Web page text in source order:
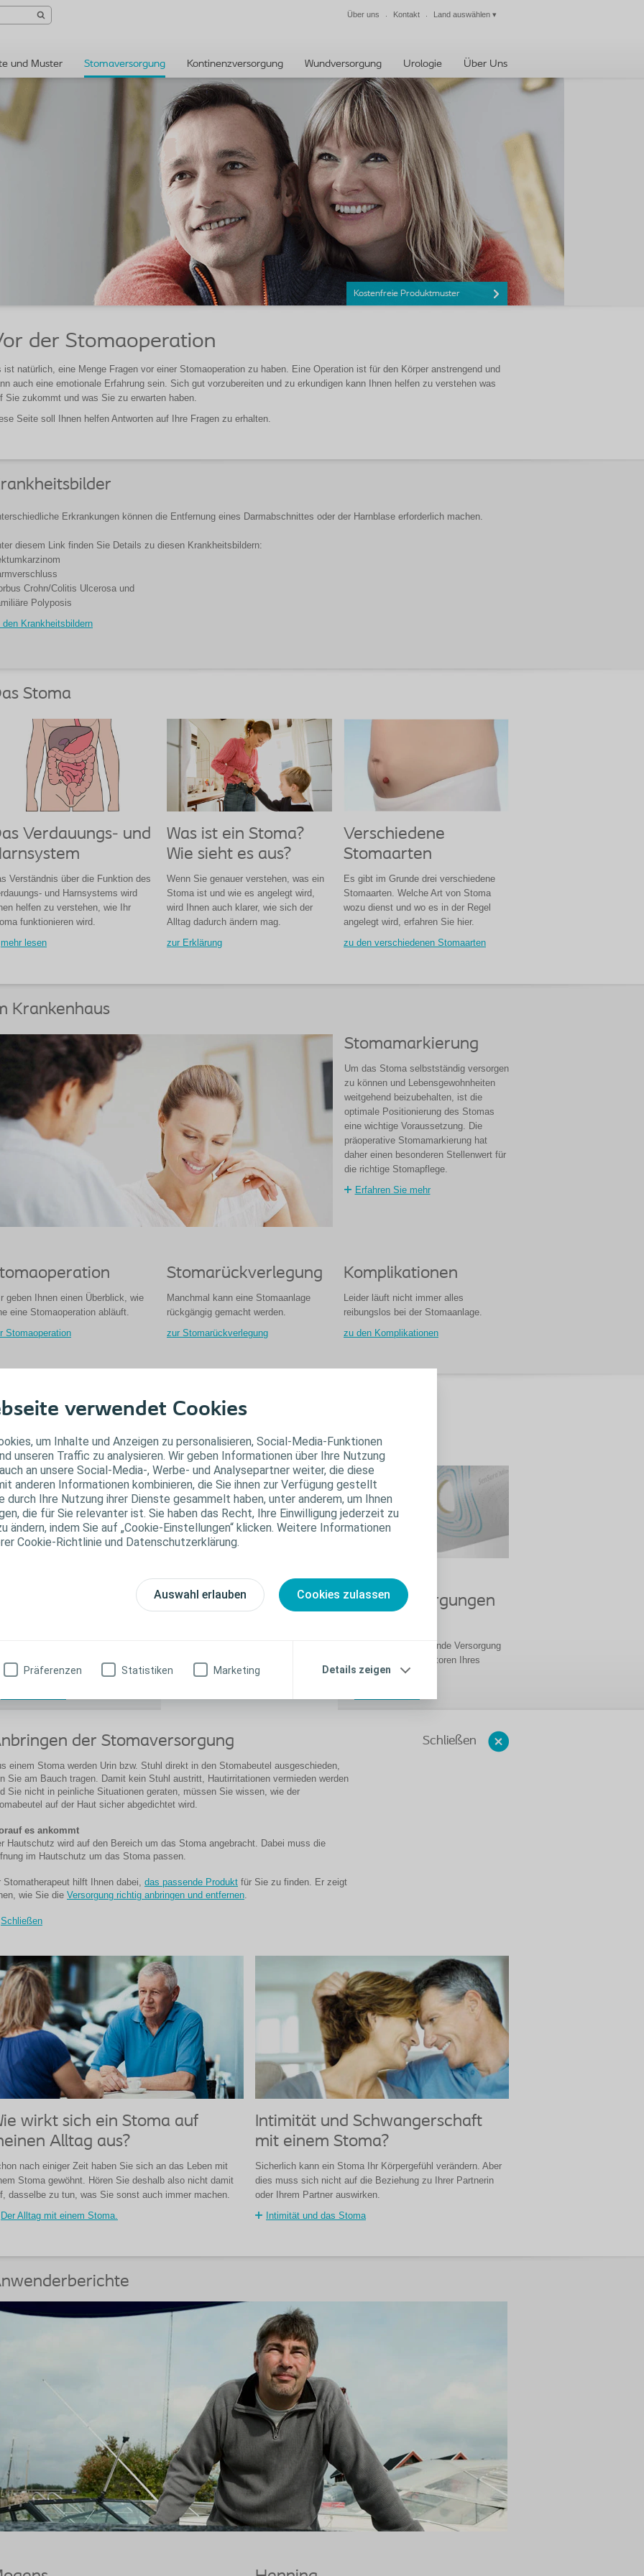
verwendet Cookies
um Inhalte und Anzeigen zu personalisieren, Social-Media-Funktionen
unseren Traffic zu analysieren. Wir geben Informationen über Ihre Nutzung
an unsere Social-Media-, Werbe- und Analysepartner weiter, die diese
anderen Informationen kombinieren, die Sie ihnen zur Verfügung gestellt
durch Ihre Nutzung ihrer Dienste gesammelt haben, unter anderem, um Ihnen
die für Sie relevanter ist. Sie haben das Recht, Ihre Einwilligung jederzeit zu
ändern, indem Sie auf „Cookie-Einstellungen“ klicken. Weitere Informationen
Cookie-Richtlinie und Datenschutzerklärung.
Auswahl erlauben Cookies zulassen
Präferenzen Statistiken Marketing Details zeigen
Über uns Kontakt Land auswählen ▾
und Muster Stomaversorgung Kontinenzversorgung Wundversorgung Urologie Über Uns
Kostenfreie Produktmuster
der Stomaoperation
ist natürlich, eine Menge Fragen vor einer Stomaoperation zu haben. Eine Operation ist für den Körper anstrengend und
auch eine emotionale Erfahrung sein. Sich gut vorzubereiten und zu erkundigen kann Ihnen helfen zu verstehen was
Sie zukommt und was Sie zu erwarten haben.
Seite soll Ihnen helfen Antworten auf Ihre Fragen zu erhalten.
Erkrankungen können die Entfernung eines Darmabschnittes oder der Harnblase erforderlich machen.
diesem Link finden Sie Details zu diesen Krankheitsbildern:
Crohn/Colitis Ulcerosa und
Polyposis
den Krankheitsbildern
Stoma
Verdauungs- und
Verständnis über die Funktion des
und Harnsystems wird
helfen zu verstehen, wie Ihr
funktionieren wird.
mehr lesen
Was ist ein Stoma?
Wie sieht es aus?
Wenn Sie genauer verstehen, was ein
Stoma ist und wie es angelegt wird,
wird Ihnen auch klarer, wie sich der
Alltag dadurch ändern mag.
zur Erklärung
Verschiedene
Stomaarten
Es gibt im Grunde drei verschiedene
Stomaarten. Welche Art von Stoma
wozu dienst und wo es in der Regel
angelegt wird, erfahren Sie hier.
zu den verschiedenen Stomaarten
Krankenhaus
Stomamarkierung
Um das Stoma selbstständig versorgen
zu können und Lebensgewohnheiten
weitgehend beizubehalten, ist die
optimale Positionierung des Stomas
eine wichtige Voraussetzung. Die
präoperative Stomamarkierung hat
daher einen besonderen Stellenwert für
die richtige Stomapflege.
Erfahren Sie mehr
geben Ihnen einen Überblick, wie
eine Stomaoperation abläuft.
Stomaoperation
Stomarückverlegung
Manchmal kann eine Stomaanlage
rückgängig gemacht werden.
zur Stomarückverlegung
Komplikationen
Leider läuft nicht immer alles
reibungslos bei der Stomaanlage.
zu den Komplikationen
gestellte Fragen
bequem aufzufangen.
Wie wird eine
Stomaversorgung
Stomabeutel richtig anzubringen.
Welche
Stomaversorgungen
Die richtige und passende Versorgung
hängt von einigen Faktoren Ihres
Stomas ab.
Schließen
der Stomaversorgung
einem Stoma werden Urin bzw. Stuhl direkt in den Stomabeutel ausgeschieden,
Sie am Bauch tragen. Damit kein Stuhl austritt, Hautirritationen vermieden werden
Sie nicht in peinliche Situationen geraten, müssen Sie wissen, wie der
auf der Haut sicher abgedichtet wird.
es ankommt
Hautschutz wird auf den Bereich um das Stoma angebracht. Dabei muss die
im Hautschutz um das Stoma passen.
Stomatherapeut hilft Ihnen dabei, das passende Produkt für Sie zu finden. Er zeigt
wie Sie die Versorgung richtig anbringen und entfernen
Schließen
wirkt sich ein Stoma auf
Alltag aus?
nach einiger Zeit haben Sie sich an das Leben mit
Stoma gewöhnt. Hören Sie deshalb also nicht damit
dasselbe zu tun, was Sie sonst auch immer machen.
Der Alltag mit einem Stoma.
Intimität und Schwangerschaft
mit einem Stoma?
Sicherlich kann ein Stoma Ihr Körpergefühl verändern. Aber
dies muss sich nicht auf die Beziehung zu Ihrer Partnerin
oder Ihrem Partner auswirken.
Intimität und das Stoma